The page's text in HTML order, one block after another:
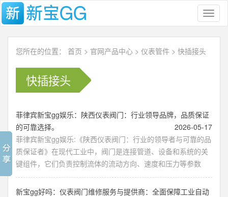
您所在的位置： 首页 > 官网产品中心 > 仪表管件 > 快插接头
快插接头
菲律宾新宝gg娱乐：陕西仪表阀门：行业领导品牌，品质保证
的可靠选择。
2026-05-17
菲律宾新宝gg娱乐:《陕西仪表阀门：行业的领导者与可靠的品
质保证者》在现代工业中，阀门是连接管道、设备和系统的关
键组件，它们负责控制流体的流动方向、速度和压力等参数
新宝gg好吗：仪表阀门维修服务与提供商：全面保障工业自动